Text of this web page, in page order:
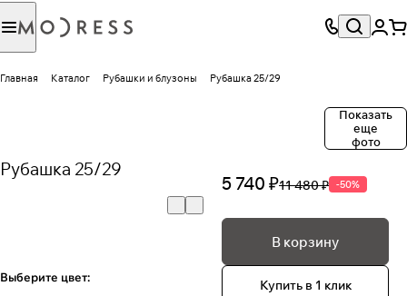
Главная Каталог Рубашки и блузоны Рубашка 25/29
Показать
еще
фото
Рубашка 25/29
Выберите цвет:
5 740 ₽11 480 ₽ -50%
В корзину
Купить в 1 клик